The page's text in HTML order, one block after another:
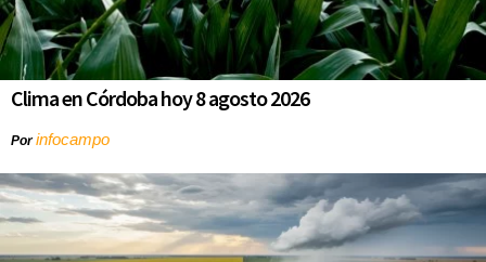
Clima en Córdoba hoy 8 agosto 2026
Porinfocampo